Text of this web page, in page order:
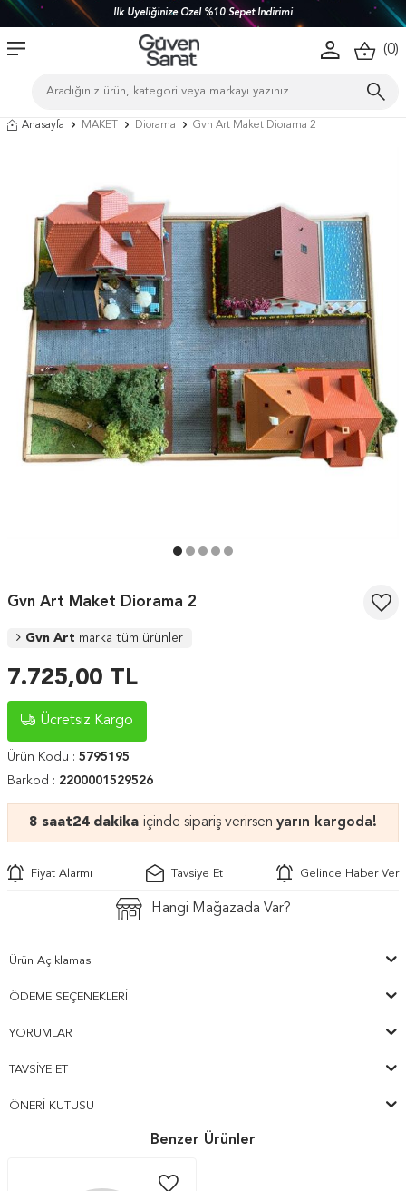
İlk Üyeliğinize Özel %10 Sepet İndirimi
(0)
Anasayfa MAKET Diorama Gvn Art Maket Diorama 2
Gvn Art Maket Diorama 2
Gvn Art marka tüm ürünler
7.725,00 TL
Ücretsiz Kargo
Ürün Kodu : 5795195
Barkod : 2200001529526
8 saat24 dakika içinde sipariş verirsen yarın kargoda!
Fiyat Alarmı Tavsiye Et Gelince Haber Ver
Hangi Mağazada Var?
Ürün Açıklaması
ÖDEME SEÇENEKLERI
YORUMLAR
TAVSIYE ET
ÖNERI KUTUSU
Benzer Ürünler